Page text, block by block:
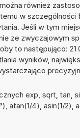
również
w szczególności
Jeśli w tym
ze zwyczajowym
to następująco: 21
wyników,
exp, sqrt, tan,
atan(1/4), asin(1/2),